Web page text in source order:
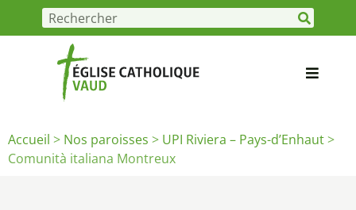
Accueil > Nos paroisses > UPI Riviera – Pays-d’Enhaut>
Comunità italiana Montreux